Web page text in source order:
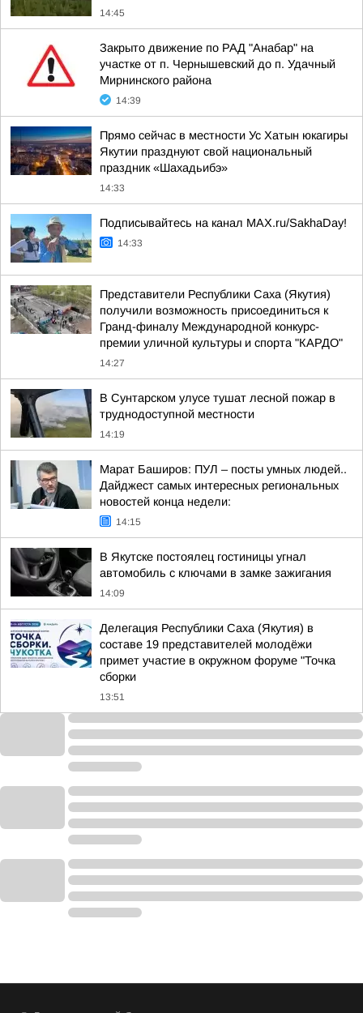
14:45
Закрыто движение по РАД "Анабар" на
участке от п. Чернышевский до п. Удачный
Мирнинского района
14:39
Прямо сейчас в местности Ус Хатын юкагиры
Якутии празднуют свой национальный
праздник «Шахадьибэ»
14:33
Подписывайтесь на канал MAX.ru/SakhaDay!
14:33
Представители Республики Саха (Якутия)
получили возможность присоединиться к
Гранд-финалу Международной конкурс-
премии уличной культуры и спорта "КАРДО"
14:27
В Сунтарском улусе тушат лесной пожар в
труднодоступной местности
14:19
Марат Баширов: ПУЛ – посты умных людей..
Дайджест самых интересных региональных
новостей конца недели:
14:15
В Якутске постоялец гостиницы угнал
автомобиль с ключами в замке зажигания
14:09
Делегация Республики Саха (Якутия) в
составе 19 представителей молодёжи
примет участие в окружном форуме "Точка
сборки
13:51